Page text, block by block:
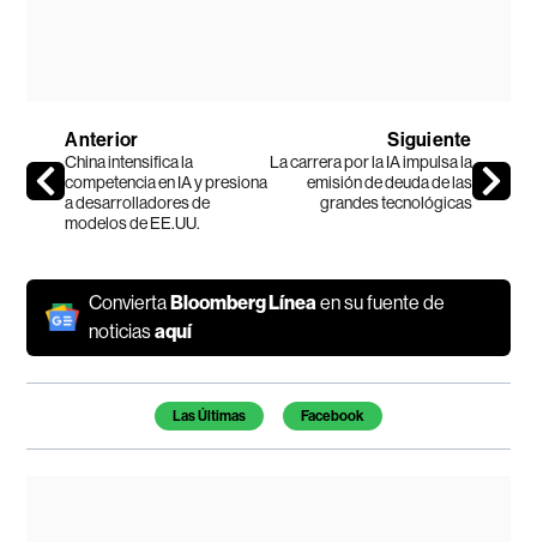
Anterior
China intensifica la
competencia en IA y presiona
a desarrolladores de
modelos de EE.UU.
Siguiente
La carrera por la IA impulsa la
emisión de deuda de las
grandes tecnológicas
ConviertaBloomberg Línea en su fuente de
noticiasaquí
Temas de este artículo
Las Últimas Facebook